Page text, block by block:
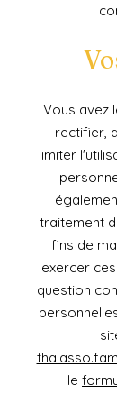
Vous avez
rectifier,
limiter
traitement
fins de
exercer
question
le